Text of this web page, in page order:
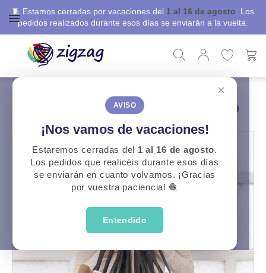
🧵 Estamos cerradas por vacaciones del 1 al 16 de agosto . Los
pedidos realizados durante esos días se enviarán a la vuelta.
×
AVISO
¡Nos vamos de vacaciones!
Estaremos cerradas del 1 al 16 de agosto.
Los pedidos que realicéis durante esos días
se enviarán en cuanto volvamos. ¡Gracias
por vuestra paciencia! 🧶
Entendido
Patrón Bolso Punto Afieltrado
PATRÓN BOLSO PUNTO AFIELTRADO